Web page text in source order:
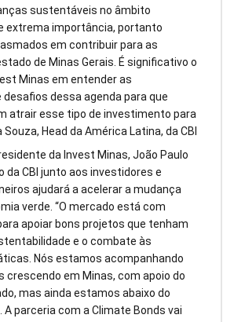
sustentáveis no âmbito
extrema importância, portanto
em contribuir para as
de Minas Gerais. É significativo o
Minas em entender as
dessa agenda para que
atrair esse tipo de investimento para
Souza, Head da América Latina, da CBI
da Invest Minas, João Paulo
da CBI junto aos investidores e
ajudará a acelerar a mudança
verde. “O mercado está com
apoiar bons projetos que tenham
e o combate às
Nós estamos acompanhando
crescendo em Minas, com apoio do
mas ainda estamos abaixo do
parceria com a Climate Bonds vai